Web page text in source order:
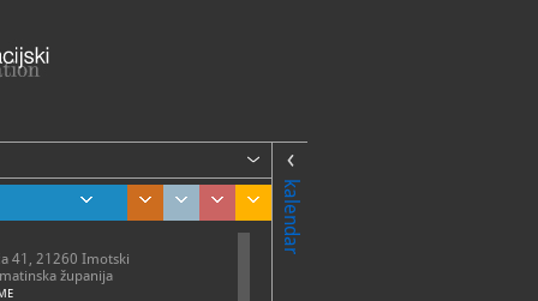
kalendar
41, 21260 Imotski
županija